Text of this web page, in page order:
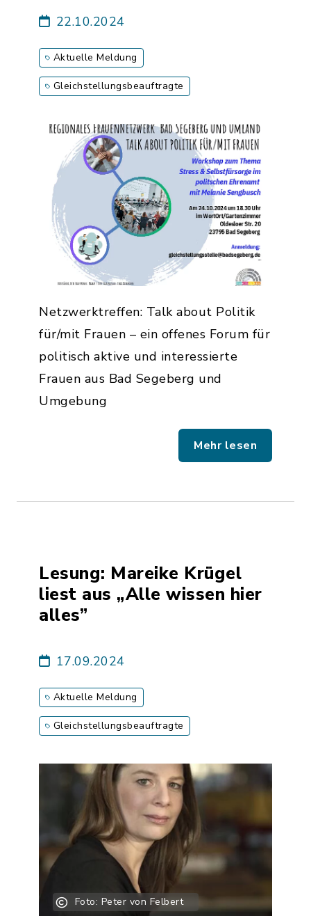
22.10.2024
Aktuelle Meldung
Gleichstellungsbeauftragte
Netzwerktreffen: Talk about Politik
für/mit Frauen – ein offenes Forum für
politisch aktive und interessierte
Frauen aus Bad Segeberg und
Umgebung
Mehr lesen
Lesung: Mareike Krügel
liest aus „Alle wissen hier
alles”
17.09.2024
Aktuelle Meldung
Gleichstellungsbeauftragte
Foto: Peter von Felbert